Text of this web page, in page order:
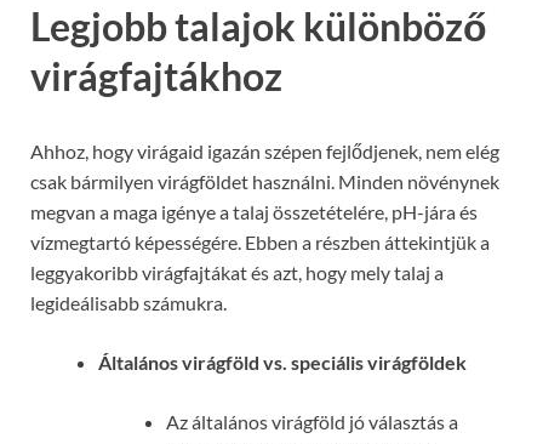
Legjobb talajok különböző
virágfajtákhoz
Ahhoz, hogy virágaid igazán szépen fejlődjenek, nem elég
csak bármilyen virágföldet használni. Minden növénynek
megvan a maga igénye a talaj összetételére, pH-jára és
vízmegtartó képességére. Ebben a részben áttekintjük a
leggyakoribb virágfajtákat és azt, hogy mely talaj a
legideálisabb számukra.
Általános virágföld vs. speciális virágföldek
Az általános virágföld jó választás a